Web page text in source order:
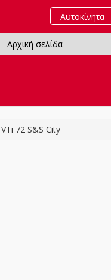
Αυτοκίνητα
Αρχική σελίδα
72 S&S City